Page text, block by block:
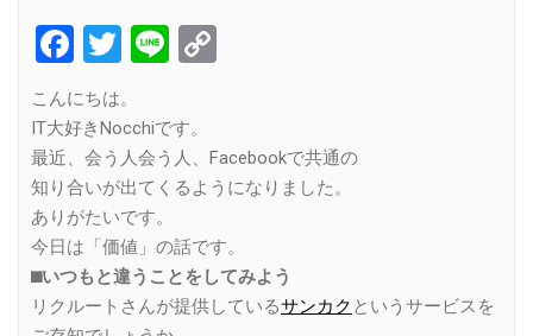
Facebook
Twitter
Line
こんにちは。
IT大好きNocchiです。
最近、会う人会う人、Facebookで共通の
知り合いが出てくるようになりました。
ありがたいです。
今日は「価値」の話です。
⬛︎いつもと違うことをしてみよう
リクルートさんが提供しているサンカク というサービスを